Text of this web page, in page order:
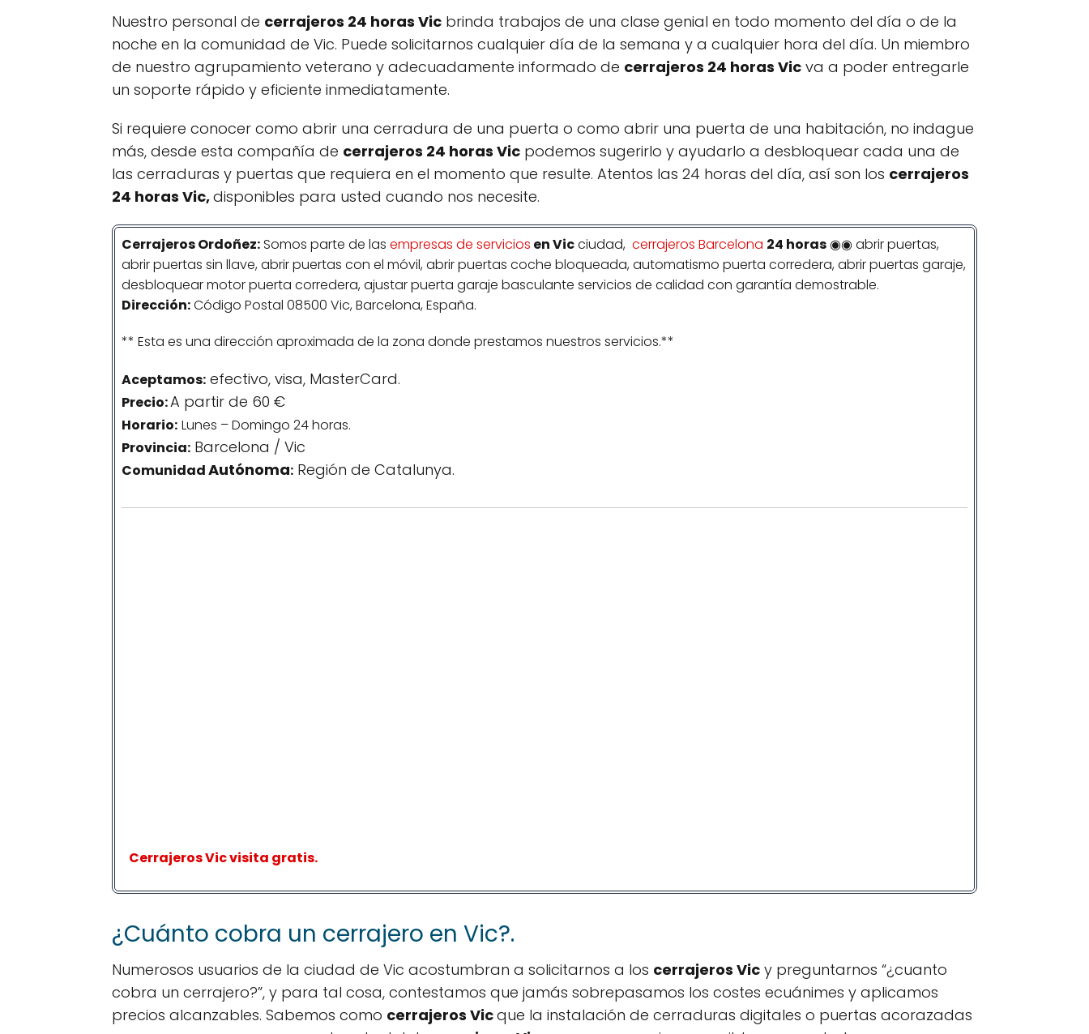
Nuestro personal de cerrajeros 24 horas Vic brinda trabajos de una clase genial en todo momento del día o de la
noche en la comunidad de Vic. Puede solicitarnos cualquier día de la semana y a cualquier hora del día. Un miembro
de nuestro agrupamiento veterano y adecuadamente informado de cerrajeros 24 horas Vic va a poder entregarle
un soporte rápido y eficiente inmediatamente.
Si requiere conocer como abrir una cerradura de una puerta o como abrir una puerta de una habitación, no indague
más, desde esta compañía de cerrajeros 24 horas Vic podemos sugerirlo y ayudarlo a desbloquear cada una de
las cerraduras y puertas que requiera en el momento que resulte. Atentos las 24 horas del día, así son los cerrajeros
24 horas Vic,disponibles para usted cuando nos necesite.
Cerrajeros Ordoñez:Somos parte de las empresas de servicios en Vicciudad, cerrajeros Barcelona 24 horas ◉◉ abrir puertas,
abrir puertas sin llave, abrir puertas con el móvil, abrir puertas coche bloqueada, automatismo puerta corredera, abrir puertas garaje,
desbloquear motor puerta corredera, ajustar puerta garaje basculante servicios de calidad con garantía demostrable.
Dirección:Código Postal 08500 Vic, Barcelona, España.
** Esta es una dirección aproximada de la zona donde prestamos nuestros servicios.**
Aceptamos: efectivo, visa, MasterCard.
Precio:A partir de 60 €
Horario: Lunes – Domingo 24 horas.
Provincia: Barcelona / Vic
ComunidadAutónoma: Región de Catalunya.
Cerrajeros Vic visita gratis.
¿Cuánto cobra un cerrajero en Vic?.
Numerosos usuarios de la ciudad de Vic acostumbran a solicitarnos a los cerrajeros Vic y preguntarnos “¿cuanto
cobra un cerrajero?”, y para tal cosa, contestamos que jamás sobrepasamos los costes ecuánimes y aplicamos
precios alcanzables. Sabemos como cerrajeros Vicque la instalación de cerraduras digitales o puertas acorazadas